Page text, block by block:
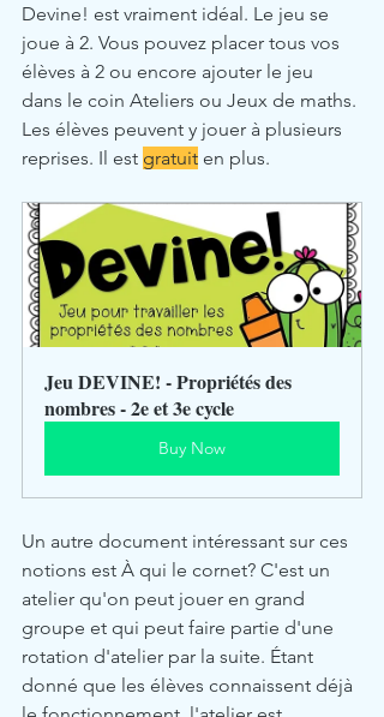
Devine! est vraiment idéal. Le jeu se
joue à 2. Vous pouvez placer tous vos
élèves à 2 ou encore ajouter le jeu
dans le coin Ateliers ou Jeux de maths.
Les élèves peuvent y jouer à plusieurs
reprises. Il est gratuit en plus.
Jeu DEVINE! - Propriétés des
nombres - 2e et 3e cycle
Buy Now
Un autre document intéressant sur ces
notions est À qui le cornet? C'est un
atelier qu'on peut jouer en grand
groupe et qui peut faire partie d'une
rotation d'atelier par la suite. Étant
donné que les élèves connaissent déjà